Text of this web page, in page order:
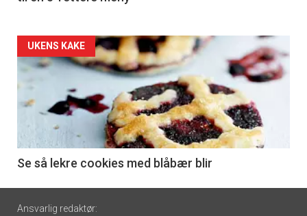
Forsiden
akkurat
nå
6
UKENS KAKE
Se så lekre cookies med blåbær blir
Footer
Ansvarlig redaktør: